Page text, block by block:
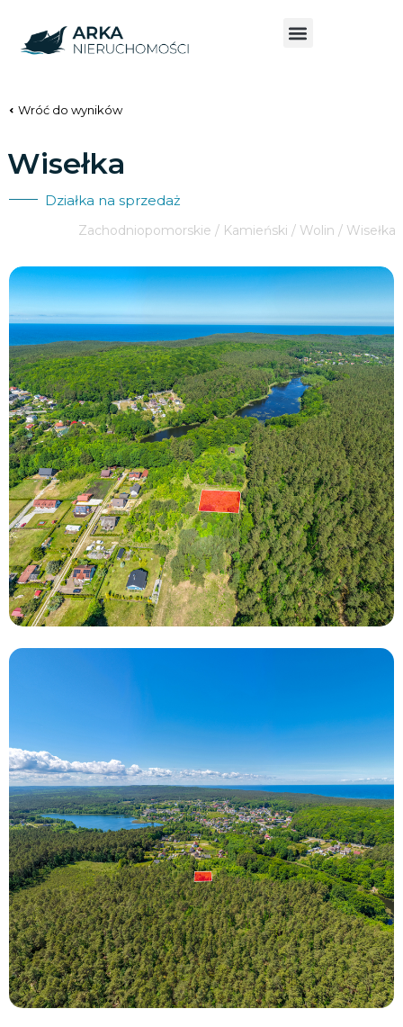
Wróć do wyników
Wisełka
Działka na sprzedaż
Zachodniopomorskie / Kamieński / Wolin / Wisełka
Zobacz wszystkie